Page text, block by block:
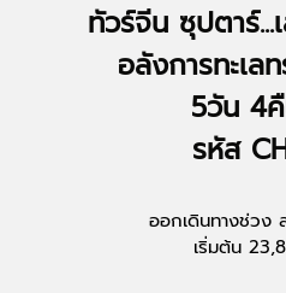
ทัวร์จีน ซุปตาร์...
อลังการทะเล
5วัน 4
รหัส
ออกเดินทางช่วง
เริ่มต้น